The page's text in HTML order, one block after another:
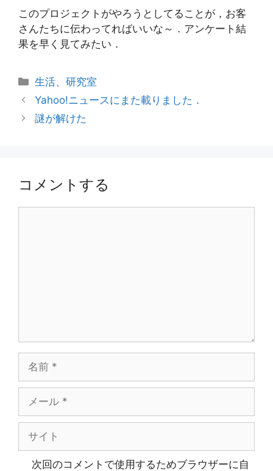
このプロジェクトがやろうとしてることが，お客
さんたちに伝わってればいいな～．アンケート結
果を早く見てみたい．
カ
テ
ゴ
リ
生活、研究室
Yahoo!ニュースにまた載りました．
謎が解けた
コメントする
ル
次回のコメントで使用するためブラウザーに自